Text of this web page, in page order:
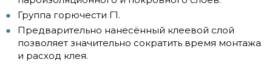
Группа горючести Г1.
Предварительно нанесённый клеевой слой
позволяет значительно сократить время монтажа
и расход клея.